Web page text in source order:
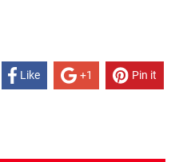
Like +1 Pin it